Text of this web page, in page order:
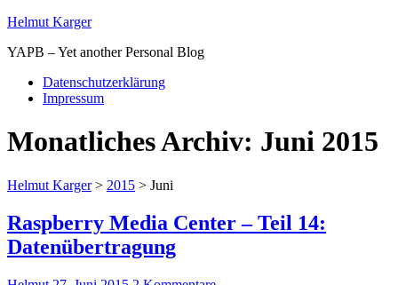
Helmut Karger
YAPB – Yet another Personal Blog
Datenschutzerklärung
Impressum
Monatliches Archiv: Juni 2015
Helmut Karger> 2015 > Juni
Raspberry Media Center – Teil 14:
Datenübertragung